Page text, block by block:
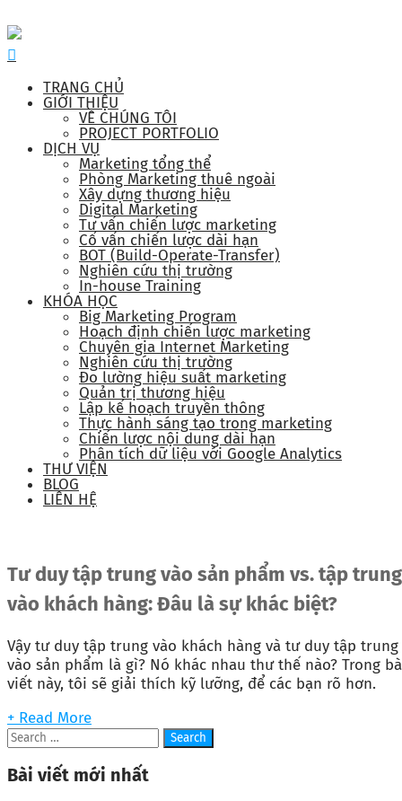
TRANG CHỦ
GIỚI THIỆU
VỀ CHÚNG TÔI
PROJECT PORTFOLIO
DỊCH VỤ
Marketing tổng thể
Phòng Marketing thuê ngoài
Xây dựng thương hiệu
Digital Marketing
Tư vấn chiến lược marketing
Cố vấn chiến lược dài hạn
BOT (Build-Operate-Transfer)
Nghiên cứu thị trường
In-house Training
KHÓA HỌC
Big Marketing Program
Hoạch định chiến lược marketing
Chuyên gia Internet Marketing
Nghiên cứu thị trường
Đo lường hiệu suất marketing
Quản trị thương hiệu
Lập kế hoạch truyền thông
Thực hành sáng tạo trong marketing
Chiến lược nội dung dài hạn
Phân tích dữ liệu với Google Analytics
THƯ VIỆN
BLOG
LIÊN HỆ
Tư duy tập trung vào sản phẩm vs. tập trung
vào khách hàng: Đâu là sự khác biệt?
Vậy tư duy tập trung vào khách hàng và tư duy tập trung
vào sản phẩm là gì? Nó khác nhau thư thế nào? Trong
viết này, tôi sẽ giải thích kỹ lưỡng, để các bạn rõ hơn.
+ Read More
Bài viết mới nhất